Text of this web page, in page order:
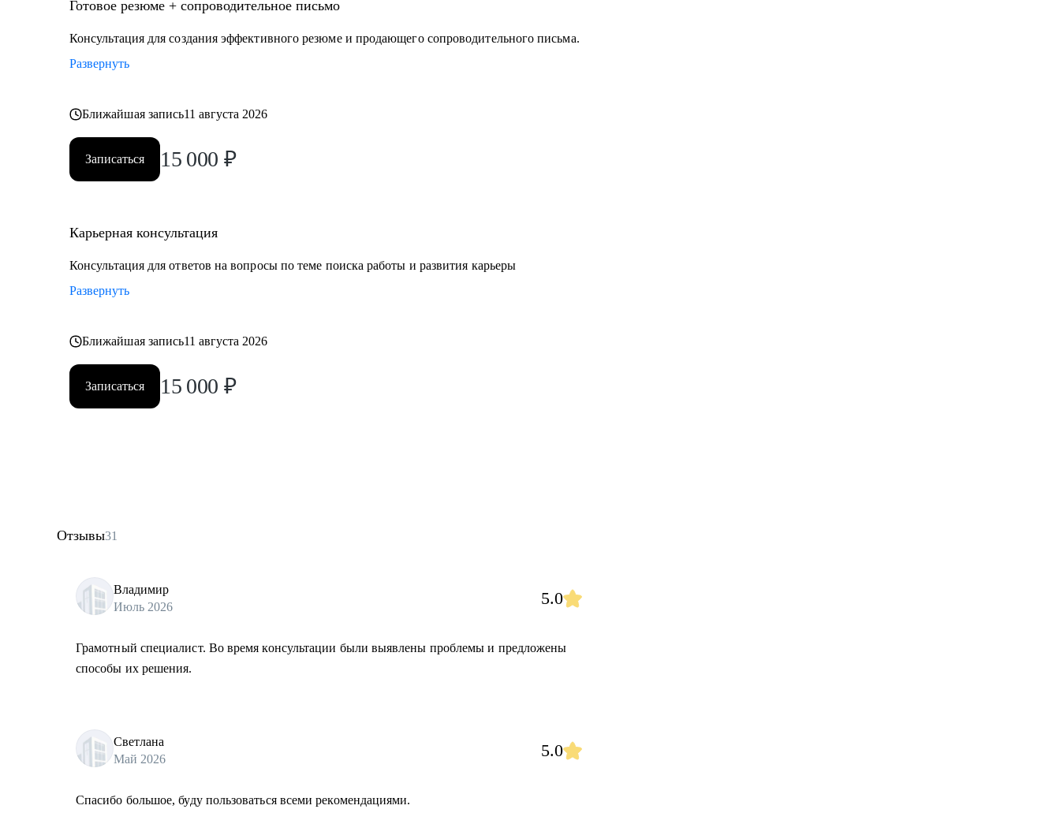
• Директор по производству
• Директор по логистике и закупкам
• Директор по стратегическому развитию
проблемы в области профессионального развития: выявить сильные стороны и зоны роста, понять
личную профессиональную уникальность, найти оптимальное и актуальное решение, а также
Готовое резюме + сопроводительное письмо
Консультация для создания эффективного резюме и продающего сопроводительного письма.
Развернуть
Ближайшая запись11 августа 2026
Записаться 15 000 ₽
Карьерная консультация
Консультация для ответов на вопросы по теме поиска работы и развития карьеры
Развернуть
Ближайшая запись11 августа 2026
Записаться 15 000 ₽
Отзывы31
Владимир
Июль 2026
5.0
Грамотный специалист. Во время консультации были выявлены проблемы и предложены
способы их решения.
Светлана
Май 2026
5.0
Спасибо большое, буду пользоваться всеми рекомендациями.